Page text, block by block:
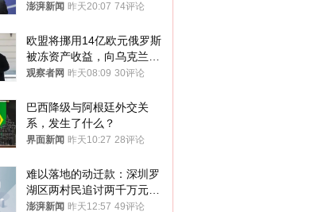
澎湃新闻 昨天20:07 74评论
欧盟将挪用14亿欧元俄罗斯
被冻资产收益，向乌克兰提
供援助
观察者网 昨天08:09 30评论
巴西降级与阿根廷外交关
系，发生了什么？
界面新闻 昨天10:27 28评论
难以落地的动迁款：深圳罗
湖区两村民追讨两千万元动
迁款八年未果
澎湃新闻 昨天12:57 49评论